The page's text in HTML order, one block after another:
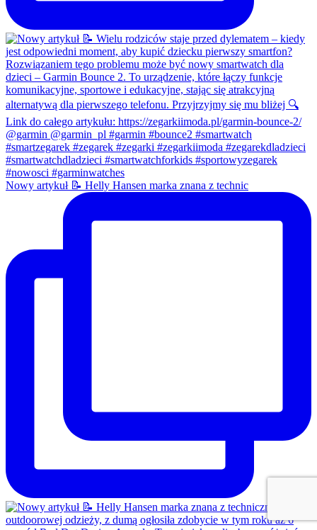
Nowy artykuł 📝 Helly Hansen marka znana z technic